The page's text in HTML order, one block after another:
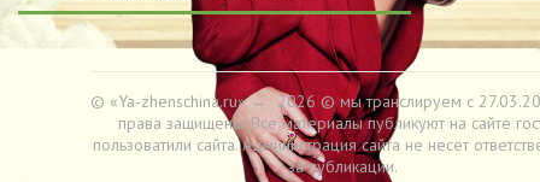
© «Ya-zhenschina.ru»→ 2026 © мы транслируем с
права защищены. Все материалы публикуют на сайте
пользоватили сайта. Администрация сайта не несет
за публикации.